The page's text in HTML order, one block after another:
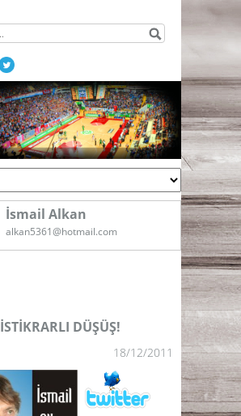
İsmail Alkan
alkan5361@hotmail.com
İSTİKRARLI DÜŞÜŞ!
18/12/2011